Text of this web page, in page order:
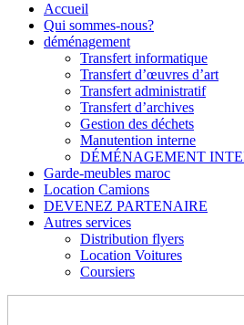
Accueil
Qui sommes-nous?
déménagement
Transfert informatique
Transfert d’œuvres d’art
Transfert administratif
Transfert d’archives
Gestion des déchets
Manutention interne
DÉMÉNAGEMENT
Garde-meubles maroc
Location Camions
DEVENEZ PARTENAIRE
Autres services
Distribution flyers
Location Voitures
Coursiers